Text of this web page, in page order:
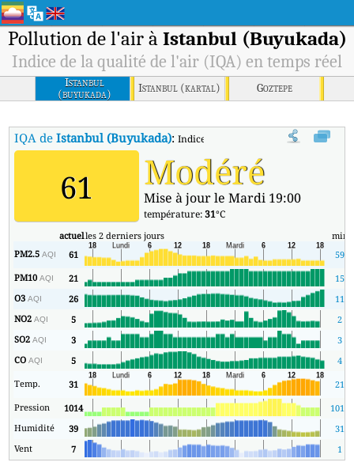
Pollution de l'air à Istanbul (Buyukada)
Indice de la qualité de l'air (IQA) en temps réel
Istanbul
(buyukada)
Istanbul (kartal) Goztepe
IQA deIstanbul (Buyukada):Indice de la qualité de l'air (IQA) à
61 Modéré
Mise à jour le Mardi 19:00
température:31°C
actuelles 2 derniers jours min
PM2.5AQI 61
59
PM10AQI 21
15
O3AQI 26
11
NO2AQI 5
2
SO2AQI 3
3
COAQI 5
4
Temp.
31
21
Pression
1014 1013
Humidité
39
31
Vent
7 1